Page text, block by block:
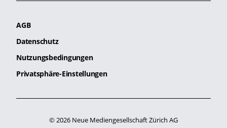
AGB
Datenschutz
Nutzungsbedingungen
Privatsphäre-Einstellungen
© 2026 Neue Mediengesellschaft Zürich AG